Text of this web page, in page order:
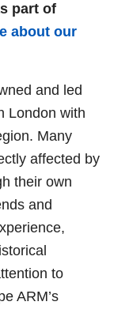
part of
about our
and led
London with
Many
affected by
their own
and
to
ARM’s